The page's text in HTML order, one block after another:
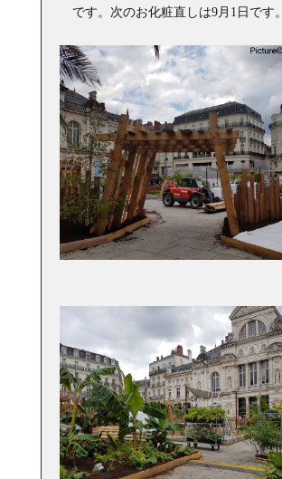
です。次のお化粧直しは9月1日です。